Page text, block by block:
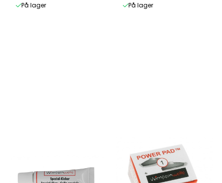
På lager På lager